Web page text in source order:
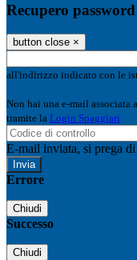
Recupero password
button close ×
all'indirizzo indicato con le
Non hai una e-mail associata
tramite la Login Spaggiari
E-mail inviata, si prega
Errore
Chiudi
Successo
Chiudi